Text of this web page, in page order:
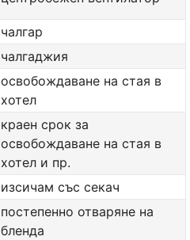
чалгар
чалгаджия
освобождаване на стая в
хотел
краен срок за
освобождаване на стая в
хотел и пр.
изсичам със секач
постепенно отваряне на
бленда